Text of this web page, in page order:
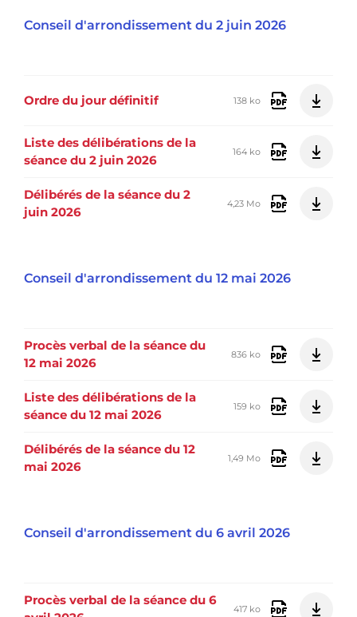
Conseil d'arrondissement du 2 juin 2026
Ordre du jour définitif 138 ko
Liste des délibérations de la
séance du 2 juin 2026
164 ko
Délibérés de la séance du 2
juin 2026
4,23 Mo
Conseil d'arrondissement du 12 mai 2026
Procès verbal de la séance du
12 mai 2026
836 ko
Liste des délibérations de la
séance du 12 mai 2026
159 ko
Délibérés de la séance du 12
mai 2026
1,49 Mo
Conseil d'arrondissement du 6 avril 2026
Procès verbal de la séance du 6
417 ko